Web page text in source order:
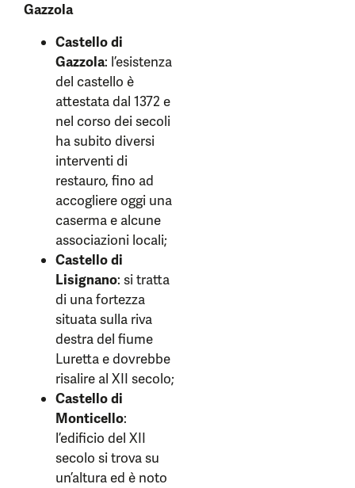
Gazzola
Castello di
Gazzola: l’esistenza
del castello è
attestata dal 1372 e
nel corso dei secoli
ha subito diversi
interventi di
restauro, fino ad
accogliere oggi una
caserma e alcune
associazioni locali;
Castello di
Lisignano: si tratta
di una fortezza
situata sulla riva
destra del fiume
Luretta e dovrebbe
risalire al XII secolo;
Castello di
Monticello:
l’edificio del XII
secolo si trova su
un’altura ed è noto